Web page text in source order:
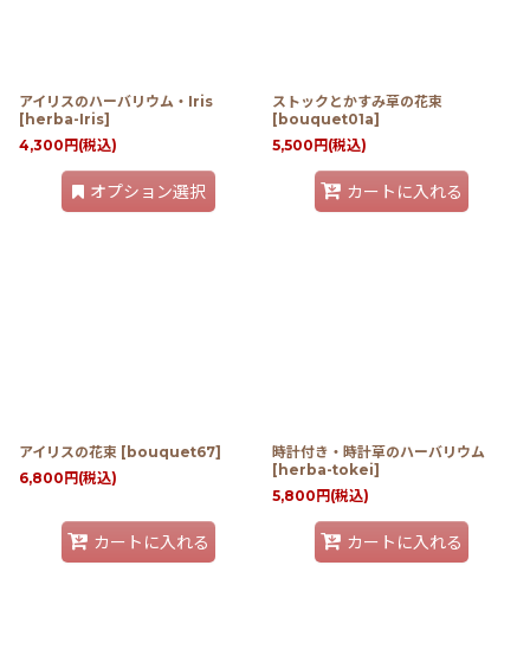
アイリスのハーバリウム・Iris
[ herba-Iris]
4,300 円 (税込)
オプション選択
ストックとかすみ草の花束
[ bouquet01a]
5,500 円 (税込)
カートに入れる
アイリスの花束 [ bouquet67]
6,800 円 (税込)
カートに入れる
時計付き・時計草のハーバリウム
[ herba-tokei]
5,800 円 (税込)
カートに入れる